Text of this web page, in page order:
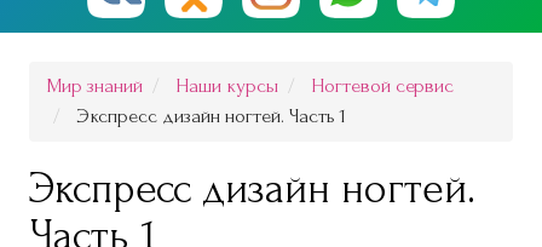
Мир знаний Наши курсы
Ногтевой сервис
Экспресс дизайн ногтей. Часть 1
Экспресс дизайн ногтей.
Часть 1